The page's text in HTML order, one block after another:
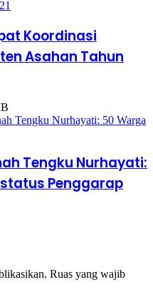
Koordinasi
Asahan Tahun
Tengku Nurhayati:
Penggarap